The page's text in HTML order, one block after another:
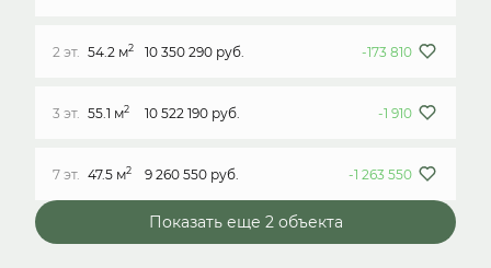
2 эт. 54.2 м2 10 350 290 руб. -173 810
3 эт. 55.1 м2 10 522 190 руб. -1 910
7 эт. 47.5 м2 9 260 550 руб. -1 263 550
Показать еще 2 объектa